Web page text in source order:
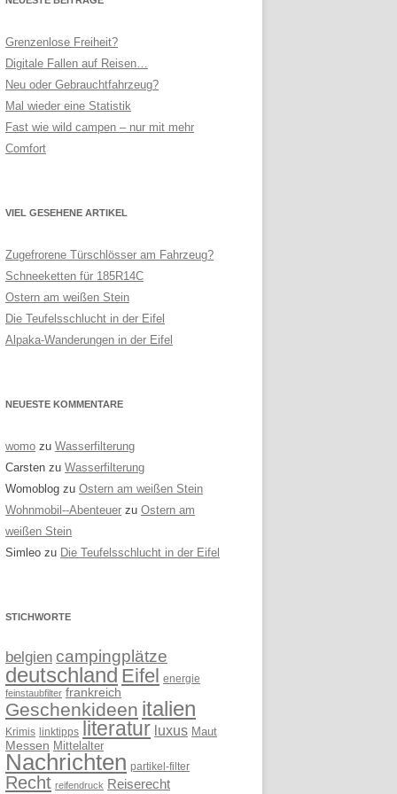
Grenzenlose Freiheit?
Digitale Fallen auf Reisen…
Neu oder Gebrauchtfahrzeug?
Mal wieder eine Statistik
Fast wie wild campen – nur mit mehr
Comfort
VIEL GESEHENE ARTIKEL
Zugefrorene Türschlösser am Fahrzeug?
Schneeketten für 185R14C
Ostern am weißen Stein
Die Teufelsschlucht in der Eifel
Alpaka-Wanderungen in der Eifel
NEUESTE KOMMENTARE
womo zu Wasserfilterung
Carsten zu Wasserfilterung
Womoblog zu Ostern am weißen Stein
Wohnmobil--Abenteuer zu Ostern am
weißen Stein
Simleo zu Die Teufelsschlucht in der Eifel
STICHWORTE
belgien campingplätze
deutschland Eifel energie
feinstaubfilter frankreich
Geschenkideen italien
Krimis linktipps literatur luxus Maut
Messen Mittelalter
Nachrichten partikel-filter
Recht reifendruck Reiserecht